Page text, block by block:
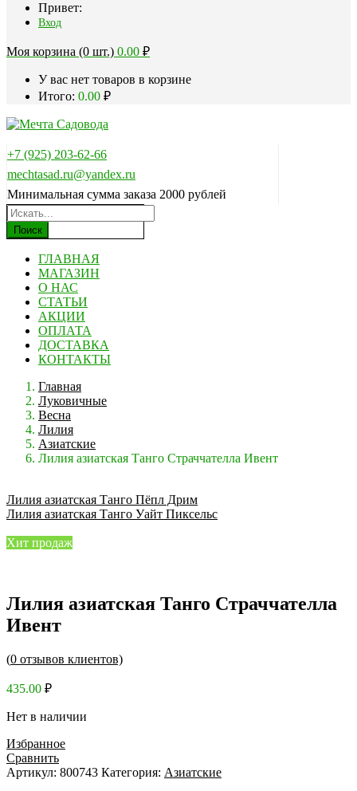
Привет:
Вход
Моя корзина (0 шт.) 0.00 ₽
У вас нет товаров в корзине
Итого: 0.00 ₽
+7 (925) 203-62-66
mechtasad.ru@yandex.ru
Минимальная сумма заказа 2000 рублей
Поиск
ГЛАВНАЯ
МАГАЗИН
О НАС
СТАТЬИ
АКЦИИ
ОПЛАТА
ДОСТАВКА
КОНТАКТЫ
Главная
Луковичные
Весна
Лилия
Азиатские
Лилия азиатская Танго Страччателла Ивент
Лилия азиатская Танго Пёпл Дрим
Лилия азиатская Танго Уайт Пиксельc
Хит продаж
Лилия азиатская Танго Страччателла
Ивент
(0 отзывов клиентов)
435.00 ₽
Нет в наличии
Избранное
Сравнить
Артикул: 800743 Категория: Азиатские